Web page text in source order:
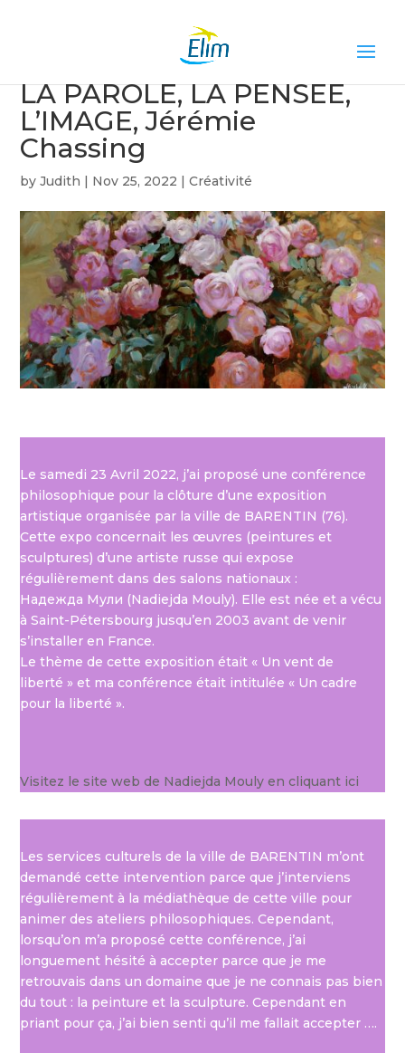
LA PAROLE, LA PENSÉE,
L’IMAGE, Jérémie
Chassing
byJudith | Nov 25, 2022 |Créativité
Le samedi 23 Avril 2022, j’ai proposé une conférence
philosophique pour la clôture d’une exposition
artistique organisée par la ville de BARENTIN (76).
Cette expo concernait les œuvres (peintures et
sculptures) d’une artiste russe qui expose
régulièrement dans des salons nationaux :
Надежда Мули (Nadiejda Mouly). Elle est née et a vécu
à Saint-Pétersbourg jusqu’en 2003 avant de venir
s’installer en France.
Le thème de cette exposition était « Un vent de
liberté » et ma conférence était intitulée « Un cadre
pour la liberté ».
Visitez le site web de Nadiejda Mouly en cliquant ici
Les services culturels de la ville de BARENTIN m’ont
demandé cette intervention parce que j’interviens
régulièrement à la médiathèque de cette ville pour
animer des ateliers philosophiques. Cependant,
lorsqu’on m’a proposé cette conférence, j’ai
longuement hésité à accepter parce que je me
retrouvais dans un domaine que je ne connais pas bien
du tout : la peinture et la sculpture. Cependant en
priant pour ça, j’ai bien senti qu’il me fallait accepter ….